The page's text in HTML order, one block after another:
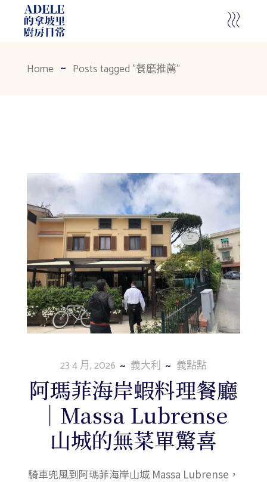
Home Posts tagged "餐廳推薦"
23 4 月, 2026 義大利 義點點
阿瑪菲海岸蝦料理餐廳
｜Massa Lubrense
山城的無菜單驚喜
騎車兜風到阿瑪菲海岸山城 Massa Lubrense，